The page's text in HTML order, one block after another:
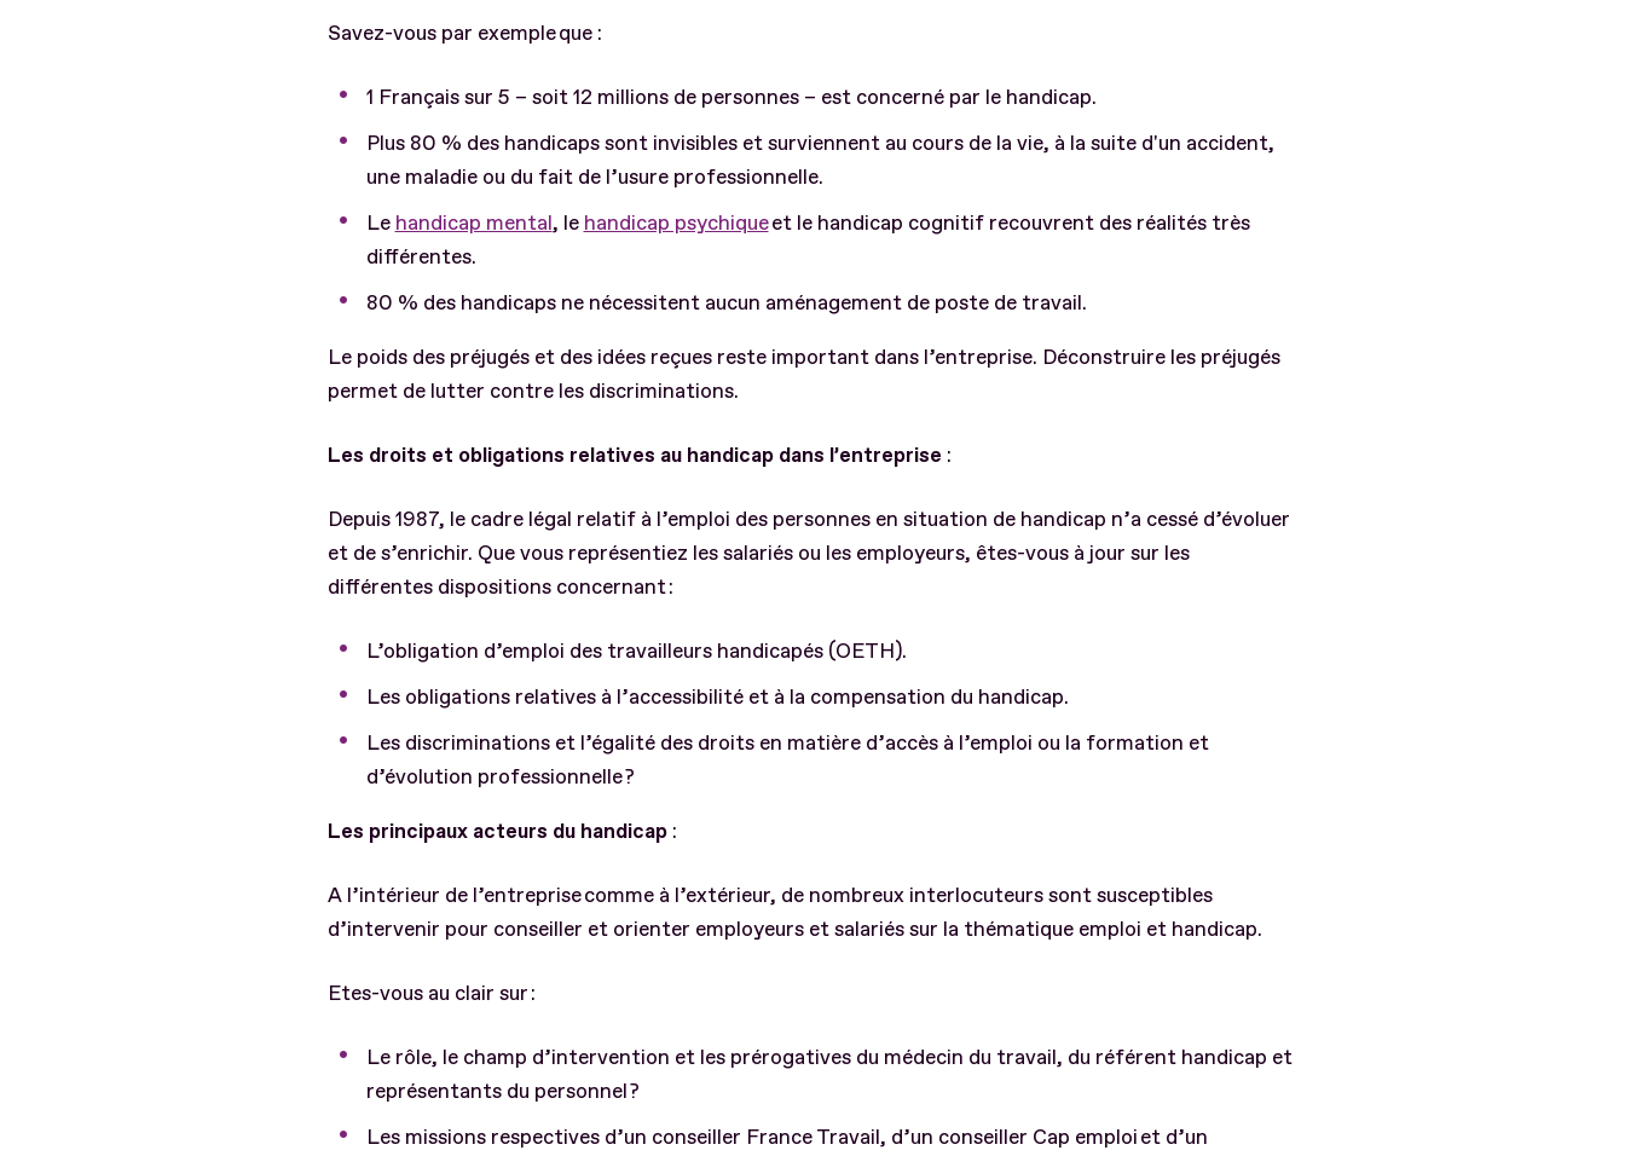
Savez-vous par exemple que :
1 Français sur 5 – soit 12 millions de personnes – est concerné par le handicap.
Plus 80 % des handicaps sont invisibles et surviennent au cours de la vie, à la suite d'un accident,
une maladie ou du fait de l’usure professionnelle.
Le handicap mental, le handicap psychiqueet le handicap cognitif recouvrent des réalités très
différentes.
80 % des handicaps ne nécessitent aucun aménagement de poste de travail.
Le poids des préjugés et des idées reçues reste important dans l’entreprise. Déconstruire les préjugés
permet de lutter contre les discriminations.
Les droits et obligations relatives au handicap dans l’entreprise :
Depuis 1987, le cadre légal relatif à l’emploi des personnes en situation de handicap n’a cessé d’évoluer
et de s’enrichir. Que vous représentiez les salariés ou les employeurs, êtes-vous à jour sur les
différentes dispositions concernant :
L’obligation d’emploi des travailleurs handicapés (OETH).
Les obligations relatives à l’accessibilité et à la compensation du handicap.
Les discriminations et l’égalité des droits en matière d’accès à l’emploi ou la formation et
d’évolution professionnelle ?
Les principaux acteurs du handicap:
A l’intérieur de l’entreprise comme à l’extérieur, de nombreux interlocuteurs sont susceptibles
d’intervenir pour conseiller et orienter employeurs et salariés sur la thématique emploi et handicap.
Etes-vous au clair sur :
Le rôle, le champ d’intervention et les prérogatives du médecin du travail, du référent handicap et
représentants du personnel ?
Les missions respectives d’un conseiller France Travail, d’un conseiller Cap emploi et d’un